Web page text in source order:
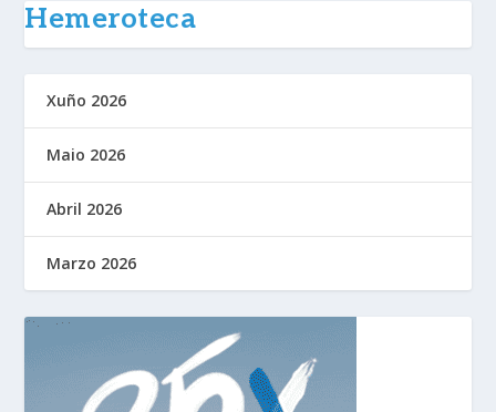
Hemeroteca
Xuño 2026
Maio 2026
Abril 2026
Marzo 2026